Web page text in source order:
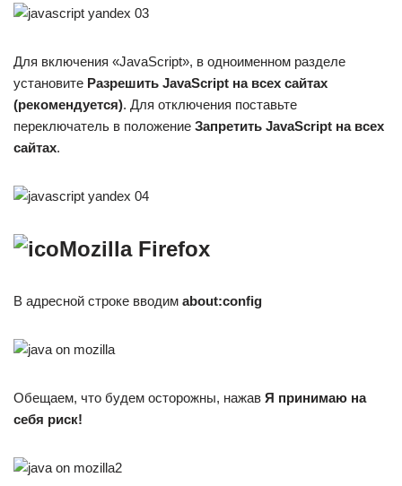
Для включения «JavaScript», в одноименном разделе
установите Разрешить JavaScript на всех сайтах
(рекомендуется). Для отключения поставьте
переключатель в положение Запретить JavaScript на всех
сайтах.
Mozilla Firefox
В адресной строке вводим about:config
Обещаем, что будем осторожны, нажав Я принимаю на
себя риск!